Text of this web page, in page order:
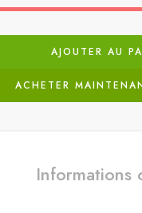
AJOUTER AU
ACHETER
Informations